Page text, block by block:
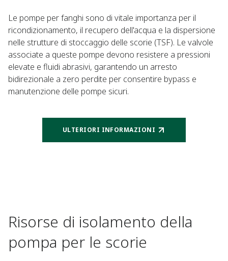
Le pompe per fanghi sono di vitale importanza per il
ricondizionamento, il recupero dell'acqua e la dispersione
nelle strutture di stoccaggio delle scorie (TSF). Le valvole
associate a queste pompe devono resistere a pressioni
elevate e fluidi abrasivi, garantendo un arresto
bidirezionale a zero perdite per consentire bypass e
manutenzione delle pompe sicuri.
ULTERIORI INFORMAZIONI
Risorse di isolamento della
pompa per le scorie